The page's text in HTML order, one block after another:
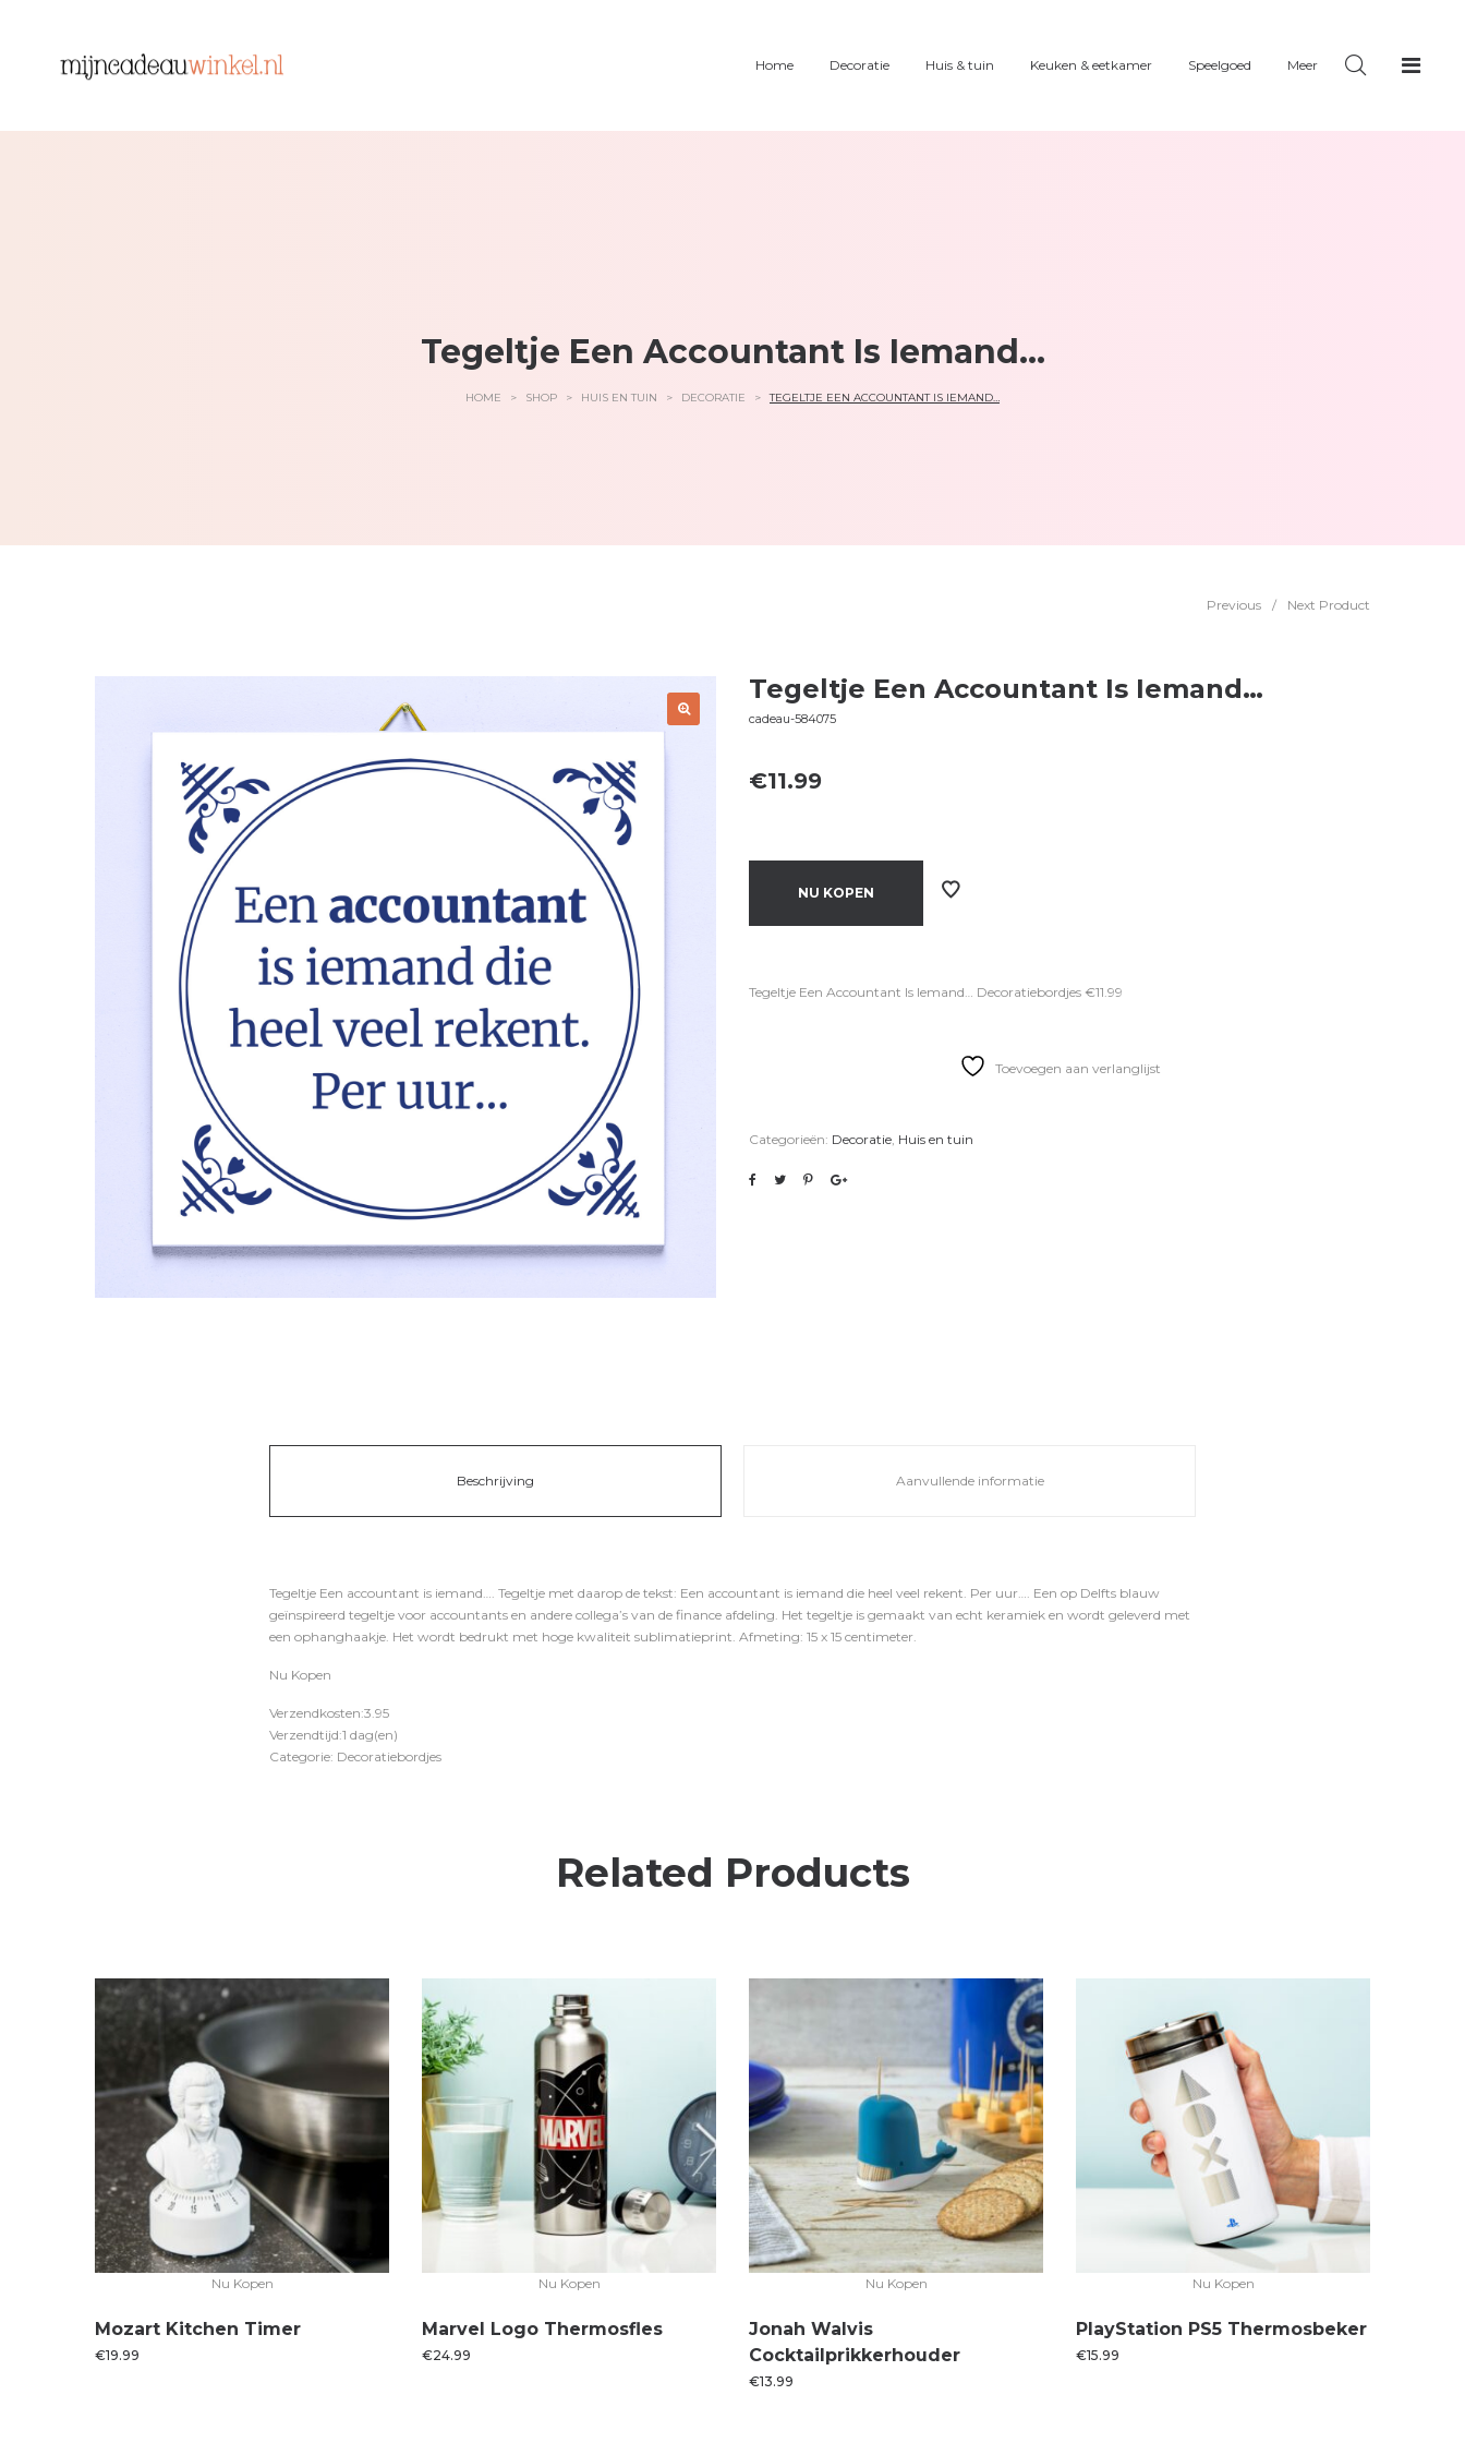
Home Decoratie Huis & tuin Keuken & eetkamer Speelgoed Meer
Tegeltje Een Accountant Is Iemand…
HOME > SHOP > HUIS EN TUIN > DECORATIE > TEGELTJE EEN ACCOUNTANT IS IEMAND…
Previous / Next Product
Tegeltje Een Accountant Is Iemand…
cadeau-584075
€11.99
NU KOPEN
Tegeltje Een Accountant Is Iemand… Decoratiebordjes €11.99
Toevoegen aan verlanglijst
Categorieën: Decoratie, Huis en tuin
Beschrijving Aanvullende informatie
Tegeltje Een accountant is iemand…. Tegeltje met daarop de tekst: Een accountant is iemand die heel veel rekent. Per uur…. Een op Delfts blauw
geïnspireerd tegeltje voor accountants en andere collega’s van de finance afdeling. Het tegeltje is gemaakt van echt keramiek en wordt geleverd met
een ophanghaakje. Het wordt bedrukt met hoge kwaliteit sublimatieprint. Afmeting: 15 x 15 centimeter.
Nu Kopen
Verzendkosten:3.95
Verzendtijd:1 dag(en)
Categorie: Decoratiebordjes
Related Products
Nu Kopen
Mozart Kitchen Timer
€19.99
Nu Kopen
Marvel Logo Thermosfles
€24.99
Nu Kopen
Jonah Walvis
Cocktailprikkerhouder
€13.99
Nu Kopen
PlayStation PS5 Thermosbeker
€15.99